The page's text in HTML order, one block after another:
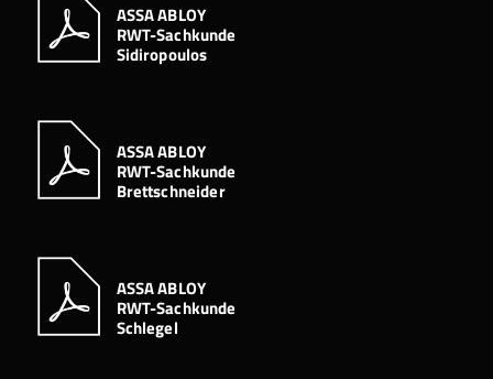
ASSA ABLOY
RWT-Sachkunde
Sidiropoulos
ASSA ABLOY
RWT-Sachkunde
Brettschneider
ASSA ABLOY
RWT-Sachkunde
Schlegel